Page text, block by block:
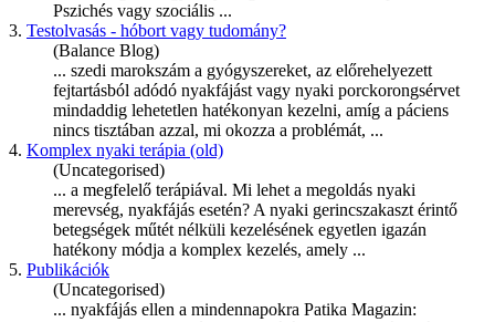
Pszichés vagy szociális ...
3. Testolvasás - hóbort vagy tudomány?
(Balance Blog)
... szedi marokszám a gyógyszereket, az előrehelyezett
fejtartásból adódó nyakfájást vagy nyaki porckorongsérvet
mindaddig lehetetlen hatékonyan kezelni, amíg a páciens
nincs tisztában azzal, mi okozza a problémát, ...
4. Komplex nyaki terápia (old)
(Uncategorised)
... a megfelelő terápiával. Mi lehet a megoldás nyaki
merevség, nyakfájás esetén? A nyaki gerincszakaszt érintő
betegségek műtét nélküli kezelésének egyetlen igazán
hatékony módja a komplex kezelés, amely ...
5. Publikációk
(Uncategorised)
... nyakfájás ellen a mindennapokra Patika Magazin: